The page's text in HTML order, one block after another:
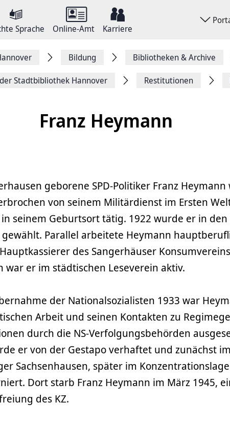
Sprache Online-Amt Karriere
Bildung Bibliotheken & Archive
Stadtbibliothek Hannover Restitutionen
Franz Heymann
geborene SPD-Politiker Franz Heymann
von seinem Militärdienst im Ersten
seinem Geburtsort tätig. 1922 wurde er in den
Parallel arbeitete Heymann
des Sangerhäuser
war er im städtischen Leseverein aktiv.
der Nationalsozialisten 1933 war
Arbeit und seinen Kontakten zu
durch die NS-Verfolgungsbehörden
er von der Gestapo verhaftet und zunächst im
Sachsenhausen, später im
Dort starb Franz Heymann im März 1945,
des KZ.